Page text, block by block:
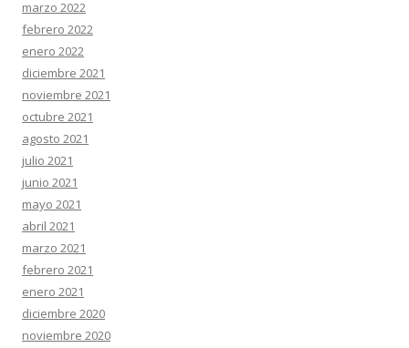
marzo 2022
febrero 2022
enero 2022
diciembre 2021
noviembre 2021
octubre 2021
agosto 2021
julio 2021
junio 2021
mayo 2021
abril 2021
marzo 2021
febrero 2021
enero 2021
diciembre 2020
noviembre 2020